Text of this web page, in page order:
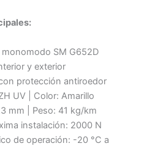
SM G652D
y exterior
protección antiroedor
UV | Color: Amarillo
mm | Peso: 41 kg/km
instalación: 2000 N
de operación: -20 °C a